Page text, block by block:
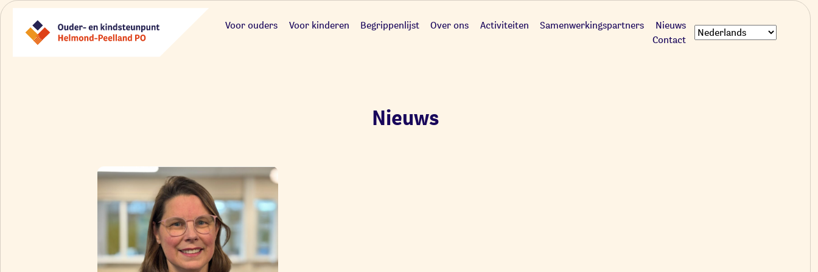
Voor ouders Voor kinderen Begrippenlijst Over ons Activiteiten Samenwerkingspartners
Nieuws
Contact
Nieuws